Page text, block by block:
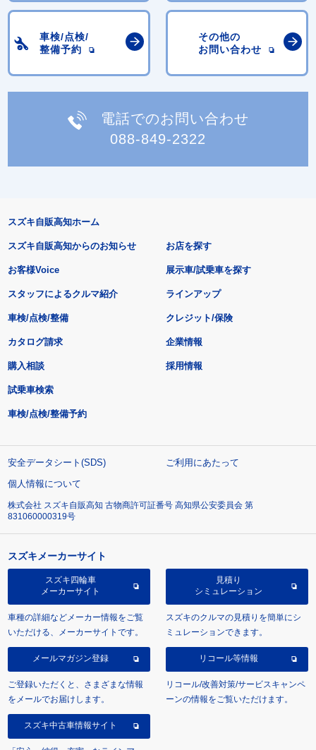
車検/点検/
整備予約
その他の
お問い合わせ
電話でのお問い合わせ
088-849-2322
スズキ自販高知ホーム
スズキ自販高知からのお知らせ
お客様Voice
スタッフによるクルマ紹介
お店を探す
展示車/試乗車を探す
ラインアップ
車検/点検/整備 クレジット/保険
カタログ請求
購入相談
試乗車検索
車検/点検/整備予約
企業情報
採用情報
安全データシート(SDS)
ご利用にあたって
個人情報について
株式会社 スズキ自販高知 古物商許可証番号 高知県公安委員会 第
831060000319号
スズキメーカーサイト
スズキ四輪車
メーカーサイト
車種の詳細などメーカー情報をご覧
いただける、メーカーサイトです。
見積り
シミュレーション
スズキのクルマの見積りを簡単にシ
ミュレーションできます。
メールマガジン登録
ご登録いただくと、さまざまな情報
をメールでお届けします。
リコール等情報
リコール/改善対策/サービスキャンペ
ーンの情報をご覧いただけます。
スズキ中古車情報サイト